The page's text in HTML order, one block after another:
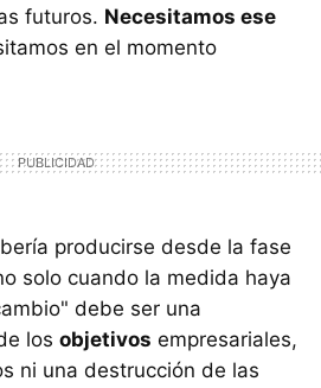
futuros. Necesitamos ese
en el momento
producirse desde la fase
solo cuando la medida haya
debe ser una
los objetivos empresariales,
ni una destrucción de las